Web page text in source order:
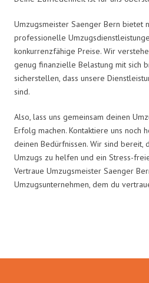
Umzugsmeister Saenger Bern bietet
professionelle
konkurrenzfähige Preise. Wir
genug finanzielle Belastung mit sich
sicherstellen, dass unsere
sind.
Also, lass uns gemeinsam deinen
Erfolg machen. Kontaktiere uns noch
deinen Bedürfnissen. Wir sind bereit,
Umzugs zu helfen und ein Stress-
Vertraue Umzugsmeister Saenger
Umzugsunternehmen, dem du